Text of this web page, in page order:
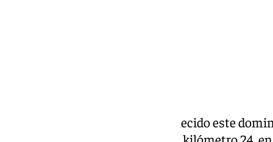
Un motorista de 60 años ha fallecido este